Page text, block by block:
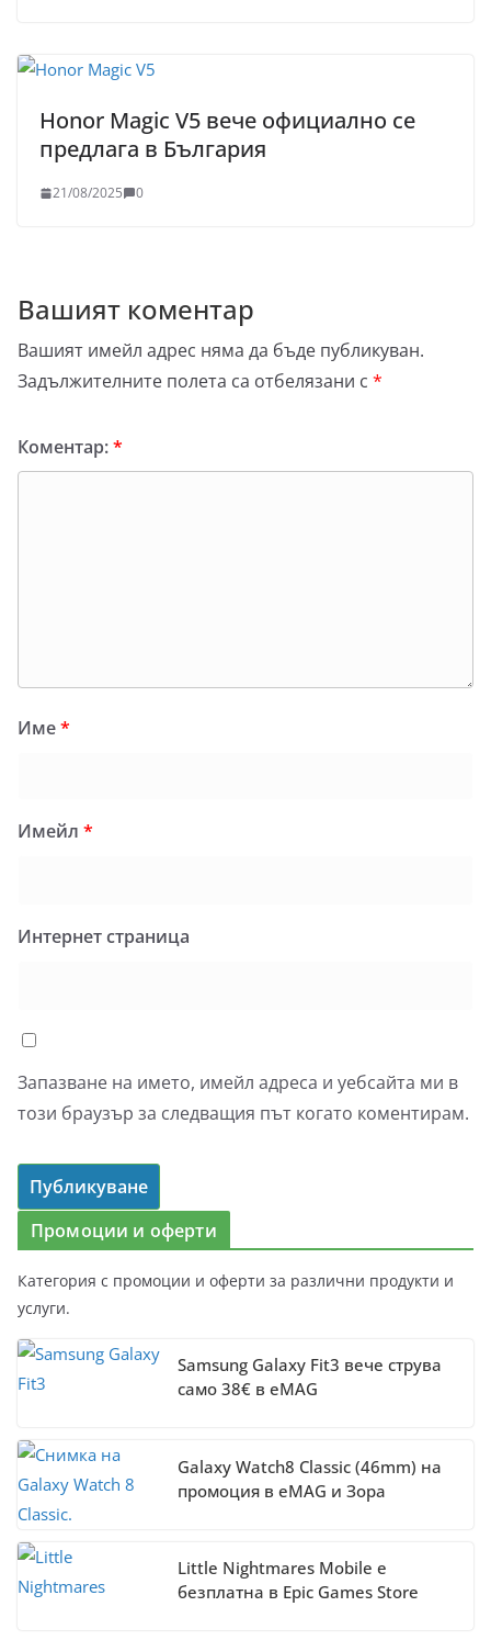
Honor Magic V5 вече официално се
предлага в България
21/08/2025 0
Вашият коментар
Вашият имейл адрес няма да бъде публикуван.
Задължителните полета са отбелязани с *
Коментар:*
Име*
Имейл *
Интернет страница
Запазване на името, имейл адреса и уебсайта ми в
този браузър за следващия път когато коментирам.
Промоции и оферти
Категория с промоции и оферти за различни продукти и
услуги.
Samsung Galaxy Fit3 вече струва
само 38€ в eMAG
Galaxy Watch8 Classic (46mm) на
промоция в eMAG и Зора
Little Nightmares Mobile е
безплатна в Epic Games Store